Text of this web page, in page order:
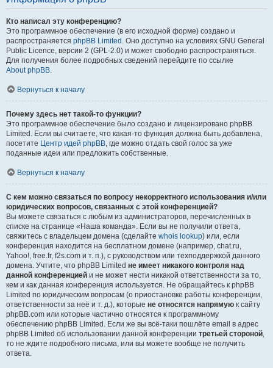
Кто написал эту конференцию?
Это программное обеспечение (в его исходной форме) создано и
распространяется phpBB Limited . Оно доступно на условиях GNU General
Public Licence, версии 2 (GPL-2.0) и может свободно распространяться.
Для получения более подробных сведений перейдите по ссылке
About phpBB.
Вернуться к началу
Почему здесь нет такой-то функции?
Это программное обеспечение было создано и лицензировано phpBB
Limited. Если вы считаете, что какая-то функция должна быть добавлена,
посетите Центр идей phpBB, где можно отдать свой голос за уже
поданные идеи или предложить собственные.
Вернуться к началу
С кем можно связаться по вопросу некорректного использования и/или
юридических вопросов, связанных с этой конференцией?
Вы можете связаться с любым из администраторов, перечисленных в
списке на странице «Наша команда». Если вы не получили ответа,
свяжитесь с владельцем домена (сделайте whois lookup) или, если
конференция находится на бесплатном домене (например, chat.ru,
Yahoo!, free.fr, f2s.com и т. п.), с руководством или техподдержкой данного
домена. Учтите, что phpBB Limited не имеет никакого контроля над
данной конференцией и не может нести никакой ответственности за то,
кем и как данная конференция используется. Не обращайтесь к phpBB
Limited по юридическим вопросам (о приостановке работы конференции,
ответственности за неё и т. д.), которые не относятся напрямую к сайту
phpBB.com или которые частично относятся к программному
обеспечению phpBB Limited. Если же вы всё-таки пошлёте email в адрес
phpBB Limited об использовании данной конференции третьей стороной,
то не ждите подробного письма, или вы можете вообще не получить
ответа.